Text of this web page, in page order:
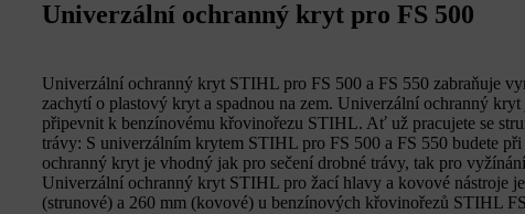
Univerzální ochranný kryt pro FS 500
Univerzální ochranný kryt STIHL pro FS 500 a FS 550 zabraňuje
zachytí o plastový kryt a spadnou na zem. Univerzální ochranný
připevnit k benzínovému křovinořezu STIHL. Ať už pracujete se
trávy: S univerzálním krytem STIHL pro FS 500 a FS 550 budete
ochranný kryt je vhodný jak pro sečení drobné trávy, tak pro
Univerzální ochranný kryt STIHL pro žací hlavy a kovové nástroje
(strunové) a 260 mm (kovové) u benzínových křovinořezů STIHL